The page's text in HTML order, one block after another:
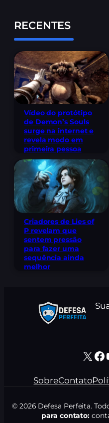
RECENTES
Vídeo do protótipo
de Demon’s Souls
surge na internet e
revela modo em
primeira pessoa
Criadores de Lies of
P revelam que
sentem pressão
para fazer uma
sequência ainda
melhor
X Facebook
SobreContato
© 2026 Defesa Perfeita.
para contato: